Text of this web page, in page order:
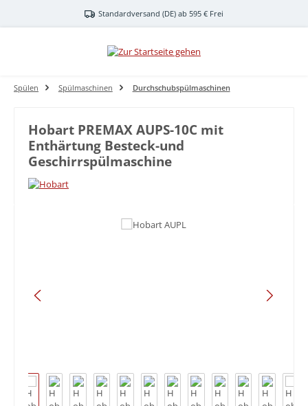
Zum Hauptinhalt springenStandardversand (DE) ab 595 € Frei
Spülen Spülmaschinen Durchschubspülmaschinen
Hobart PREMAX AUPS-10C mit
Enthärtung Besteck-und
Geschirrspülmaschine
Bildergalerie überspringen